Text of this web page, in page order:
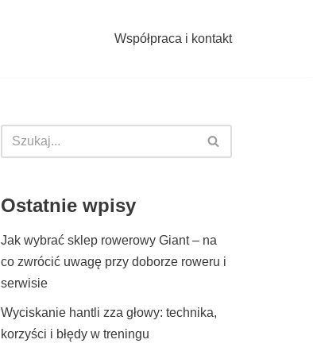
Współpraca i kontakt
Ostatnie wpisy
Jak wybrać sklep rowerowy Giant – na
co zwrócić uwagę przy doborze roweru i
serwisie
Wyciskanie hantli zza głowy: technika,
korzyści i błędy w treningu